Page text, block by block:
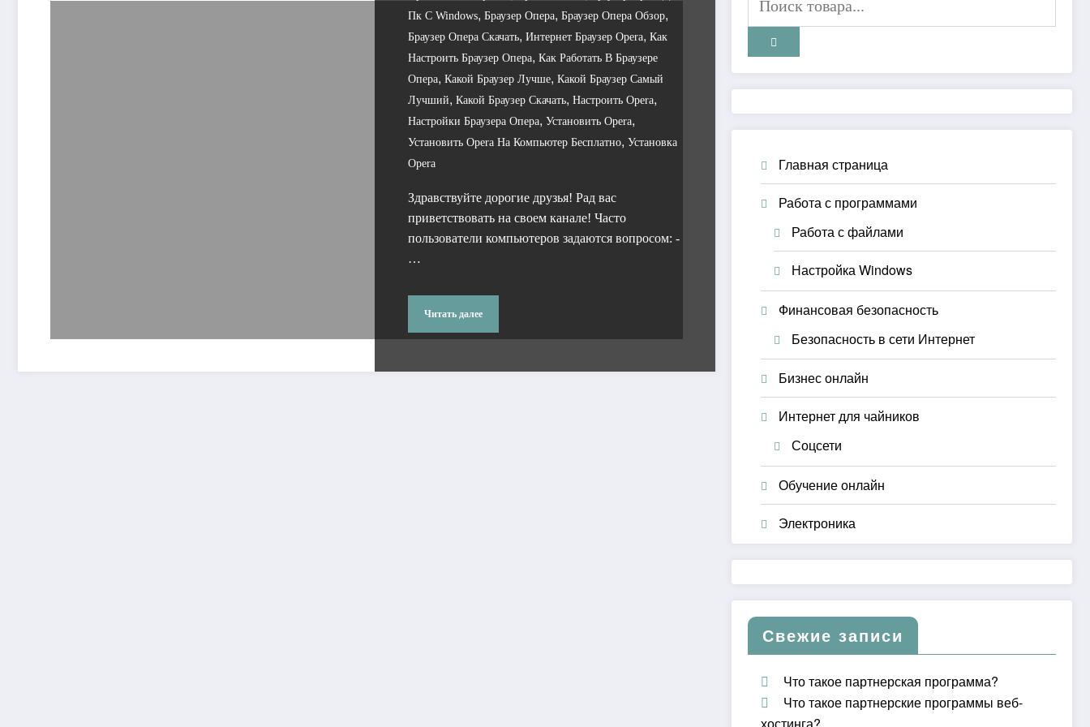
Пк С Windows, Браузер Опера, Браузер Опера Обзор,
Браузер Опера Скачать, Интернет Браузер Opera, Как
Настроить Браузер Опера, Как Работать В Браузере
Опера, Какой Браузер Лучше, Какой Браузер Самый
Лучший, Какой Браузер Скачать, Настроить Opera,
Настройки Браузера Опера, Установить Opera,
Установить Opera На Компьютер Бесплатно, Установка
Opera
Здравствуйте дорогие друзья! Рад вас
приветствовать на своем канале! Часто
пользователи компьютеров задаются вопросом: -
…
Читать далее
Главная страница
Работа с программами
Работа с файлами
Настройка Windows
Финансовая безопасность
Безопасность в сети Интернет
Бизнес онлайн
Интернет для чайников
Соцсети
Обучение онлайн
Электроника
Свежие записи
Что такое партнерская программа?
Что такое партнерские программы веб-
хостинга?